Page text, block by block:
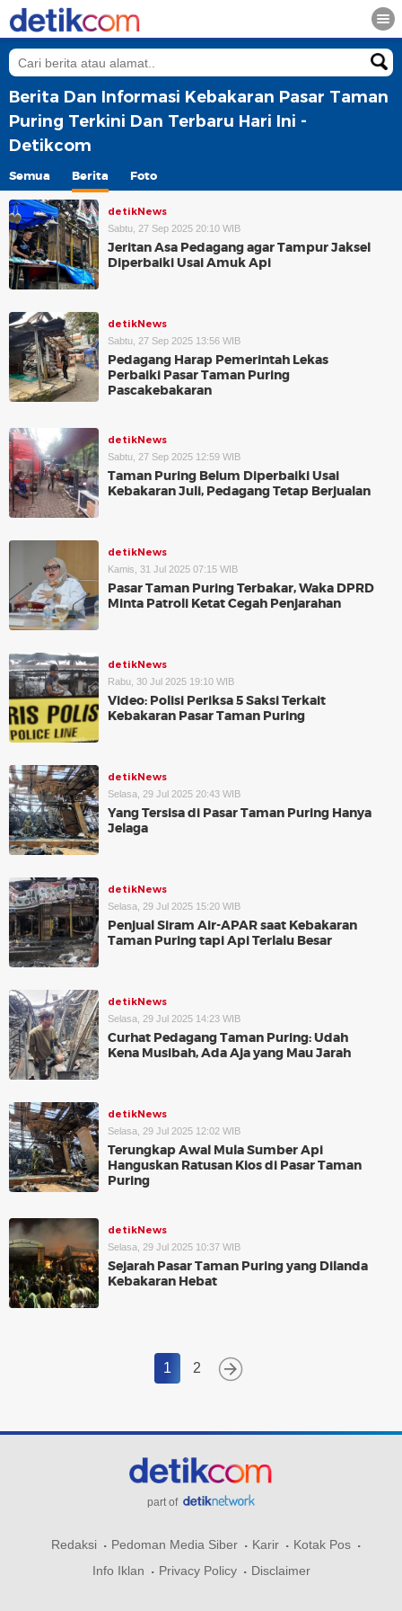
Berita Dan Informasi Kebakaran Pasar Taman
Puring Terkini Dan Terbaru Hari Ini -
Detikcom
Semua Berita Foto
detikNews
Sabtu, 27 Sep 2025 20:10 WIB
Jeritan Asa Pedagang agar Tampur Jaksel
Diperbaiki Usai Amuk Api
detikNews
Sabtu, 27 Sep 2025 13:56 WIB
Pedagang Harap Pemerintah Lekas
Perbaiki Pasar Taman Puring
Pascakebakaran
detikNews
Sabtu, 27 Sep 2025 12:59 WIB
Taman Puring Belum Diperbaiki Usai
Kebakaran Juli, Pedagang Tetap Berjualan
detikNews
Kamis, 31 Jul 2025 07:15 WIB
Pasar Taman Puring Terbakar, Waka DPRD
Minta Patroli Ketat Cegah Penjarahan
detikNews
Rabu, 30 Jul 2025 19:10 WIB
Video: Polisi Periksa 5 Saksi Terkait
Kebakaran Pasar Taman Puring
detikNews
Selasa, 29 Jul 2025 20:43 WIB
Yang Tersisa di Pasar Taman Puring Hanya
Jelaga
detikNews
Selasa, 29 Jul 2025 15:20 WIB
Penjual Siram Air-APAR saat Kebakaran
Taman Puring tapi Api Terlalu Besar
detikNews
Selasa, 29 Jul 2025 14:23 WIB
Curhat Pedagang Taman Puring: Udah
Kena Musibah, Ada Aja yang Mau Jarah
detikNews
Selasa, 29 Jul 2025 12:02 WIB
Terungkap Awal Mula Sumber Api
Hanguskan Ratusan Kios di Pasar Taman
Puring
detikNews
Selasa, 29 Jul 2025 10:37 WIB
Sejarah Pasar Taman Puring yang Dilanda
Kebakaran Hebat
1 2
part of
Redaksi Pedoman Media Siber Karir
Kotak Pos
Info Iklan
Privacy Policy Disclaimer